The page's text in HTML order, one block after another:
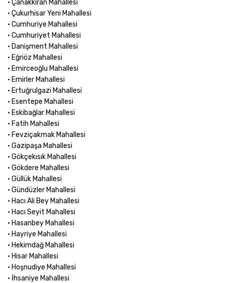
• Çanakkıran Mahallesi
• Çukurhisar Yeni Mahallesi
• Cumhuriye Mahallesi
• Cumhuriyet Mahallesi
• Danişment Mahallesi
• Eğriöz Mahallesi
• Emirceoğlu Mahallesi
• Emirler Mahallesi
• Ertuğrulgazi Mahallesi
• Esentepe Mahallesi
• Eskibağlar Mahallesi
• Fatih Mahallesi
• Fevziçakmak Mahallesi
• Gazipaşa Mahallesi
• Gökçekısık Mahallesi
• Gökdere Mahallesi
• Güllük Mahallesi
• Gündüzler Mahallesi
• Hacı Ali Bey Mahallesi
• Hacı Seyit Mahallesi
• Hasanbey Mahallesi
• Hayriye Mahallesi
• Hekimdağ Mahallesi
• Hisar Mahallesi
• Hoşnudiye Mahallesi
• İhsaniye Mahallesi